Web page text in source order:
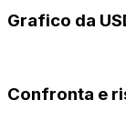
Grafico da
Confronta e